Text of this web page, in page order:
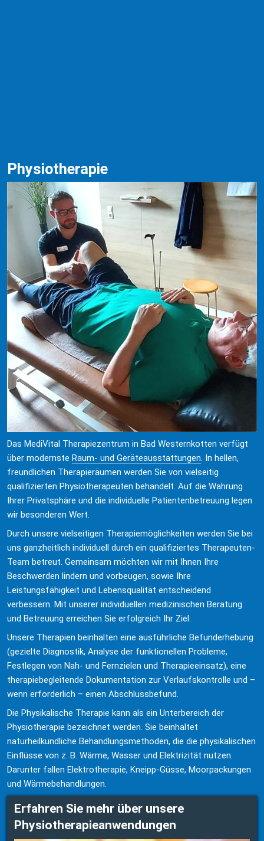
Physiotherapie
Das MediVital Therapiezentrum in Bad Westernkotten verfügt
über modernste Raum- und Geräteausstattungen. In hellen,
freundlichen Therapieräumen werden Sie von vielseitig
qualifizierten Physiotherapeuten behandelt. Auf die Wahrung
Ihrer Privatsphäre und die individuelle Patientenbetreuung legen
wir besonderen Wert.
Durch unsere vielseitigen Therapiemöglichkeiten werden Sie bei
uns ganzheitlich individuell durch ein qualifiziertes Therapeuten-
Team betreut. Gemeinsam möchten wir mit Ihnen Ihre
Beschwerden lindern und vorbeugen, sowie Ihre
Leistungsfähigkeit und Lebensqualität entscheidend
verbessern. Mit unserer individuellen medizinischen Beratung
und Betreuung erreichen Sie erfolgreich Ihr Ziel.
Unsere Therapien beinhalten eine ausführliche Befunderhebung
(gezielte Diagnostik, Analyse der funktionellen Probleme,
Festlegen von Nah- und Fernzielen und Therapieeinsatz), eine
therapiebegleitende Dokumentation zur Verlaufskontrolle und –
wenn erforderlich – einen Abschlussbefund.
Die Physikalische Therapie kann als ein Unterbereich der
Physiotherapie bezeichnet werden. Sie beinhaltet
naturheilkundliche Behandlungsmethoden, die die physikalischen
Einflüsse von z. B. Wärme, Wasser und Elektrizität nutzen.
Darunter fallen Elektrotherapie, Kneipp-Güsse, Moorpackungen
und Wärmebehandlungen.
Erfahren Sie mehr über unsere
Physiotherapieanwendungen